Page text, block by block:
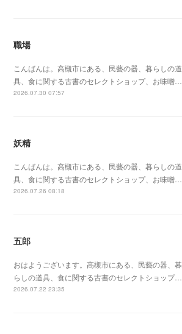
職場
こんばんは。高槻市にある、民藝の器、暮らしの道
具、食に関する古書のセレクトショップ、お味噌…
2026.07.30 07:57
妖精
こんばんは。高槻市にある、民藝の器、暮らしの道
具、食に関する古書のセレクトショップ、お味噌…
2026.07.26 08:18
五郎
おはようございます。高槻市にある、民藝の器、暮
らしの道具、食に関する古書のセレクトショップ…
2026.07.22 23:35